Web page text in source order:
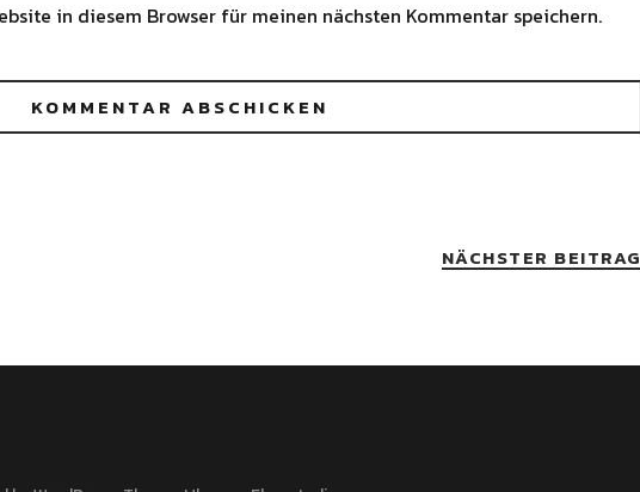
in diesem Browser für meinen nächsten Kommentar speichern.
NÄCHSTER BEITRAG